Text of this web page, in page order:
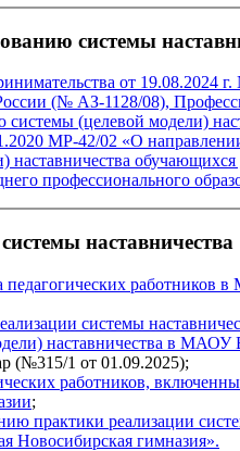
системы
от 19.08.2024
(№ АЗ-1128/08),
(целевой модели)
МР-42/02 «О
профессионального
наставничества
педагогических работников
системы
наставничества в МАОУ
(№315/1 от 01.09.2025);
работников,
;
практики реализации
Новосибирская гимназия».